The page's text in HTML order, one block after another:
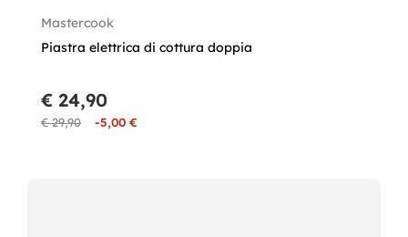
Mastercook
Piastra elettrica di cottura doppia
€ 29,90 -5,00 €
€ 24,90